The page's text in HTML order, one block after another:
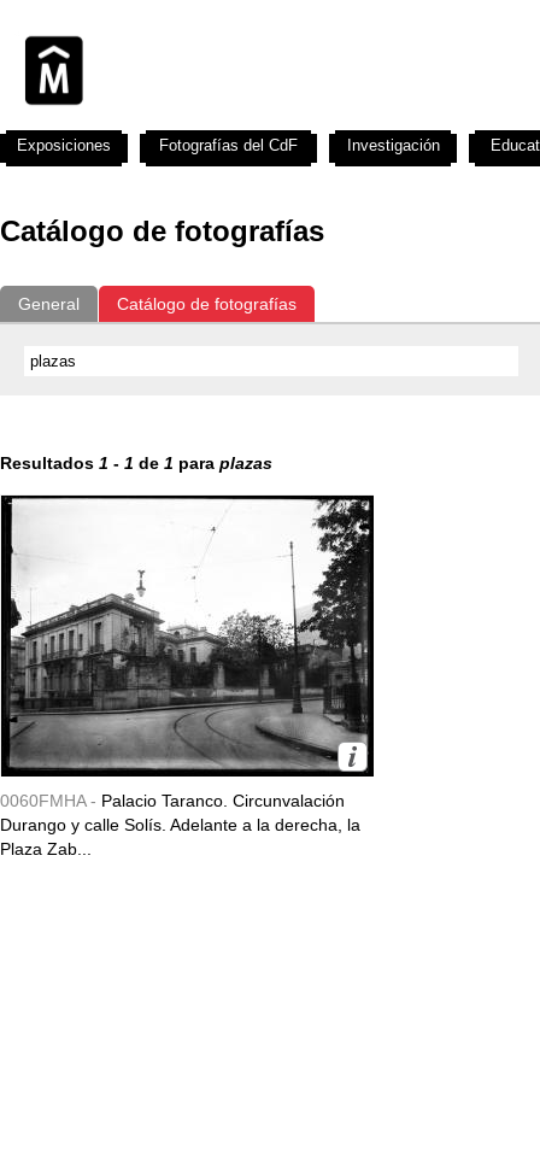
Catálogo de fotografías
General Catálogo de fotografías
Resultados 1 - 1 de 1 para plazas
0060FMHA - Palacio Taranco. Circunvalación
Durango y calle Solís. Adelante a la derecha, la
Plaza Zab...
Exposiciones Fotografías del CdF Investigación